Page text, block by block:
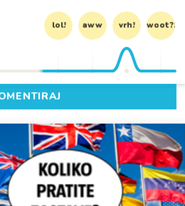
lol! aww vrh! woot?!